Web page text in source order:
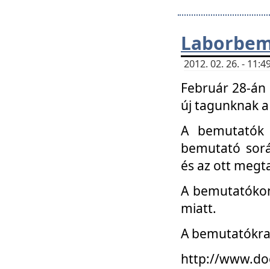
2012. 02. 26. -
Február 28-
új tagunknak
A
bemutató
és az ott
A
miatt.
A
http://